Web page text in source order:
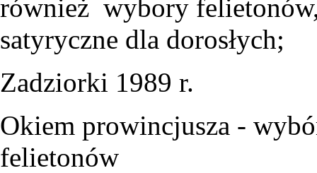
również wybory
satyryczne dla dorosłych;
Zadziorki 1989 r.
Okiem prowincjusza -